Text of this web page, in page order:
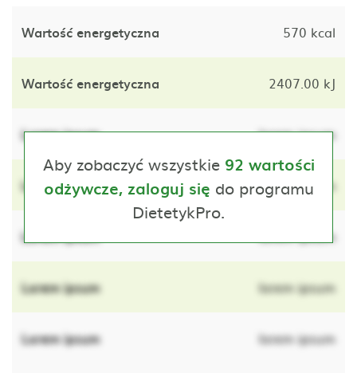
Wartość energetyczna 570 kcal
Wartość energetyczna 2407.00 kJ
Lorem ipsum lorem ipsum
Lorem ipsum lorem ipsum
Lorem ipsum lorem ipsum
Lorem ipsum lorem ipsum
Lorem ipsum lorem ipsum
Aby zobaczyć wszystkie 92 wartości
odżywcze, zaloguj się do programu
DietetykPro.